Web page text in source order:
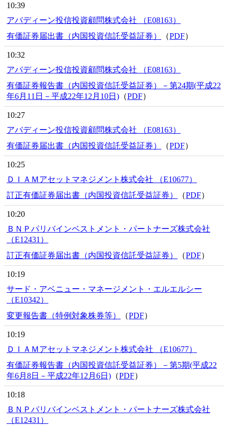
10:39
アバディーン投信投資顧問株式会社 （E08163）
有価証券届出書（内国投資信託受益証券）
（PDF）
10:32
アバディーン投信投資顧問株式会社 （E08163）
有価証券報告書（内国投資信託受益証券）－第24期(平成22
年6月11日－平成22年12月10日) （PDF）
10:27
アバディーン投信投資顧問株式会社 （E08163）
有価証券届出書（内国投資信託受益証券）
（PDF）
10:25
ＤＩＡＭアセットマネジメント株式会社 （E10677）
訂正有価証券届出書（内国投資信託受益証券）
（PDF）
10:20
ＢＮＰパリバインベストメント・パートナーズ株式会社
（E12431）
訂正有価証券届出書（内国投資信託受益証券）
（PDF）
10:19
サード・アベニュー・マネージメント・エルエルシー
（E10342）
変更報告書（特例対象株券等）
（PDF）
10:19
ＤＩＡＭアセットマネジメント株式会社 （E10677）
有価証券報告書（内国投資信託受益証券）－第5期(平成22
年6月8日－平成22年12月6日) （PDF）
10:18
ＢＮＰパリバインベストメント・パートナーズ株式会社
（E12431）